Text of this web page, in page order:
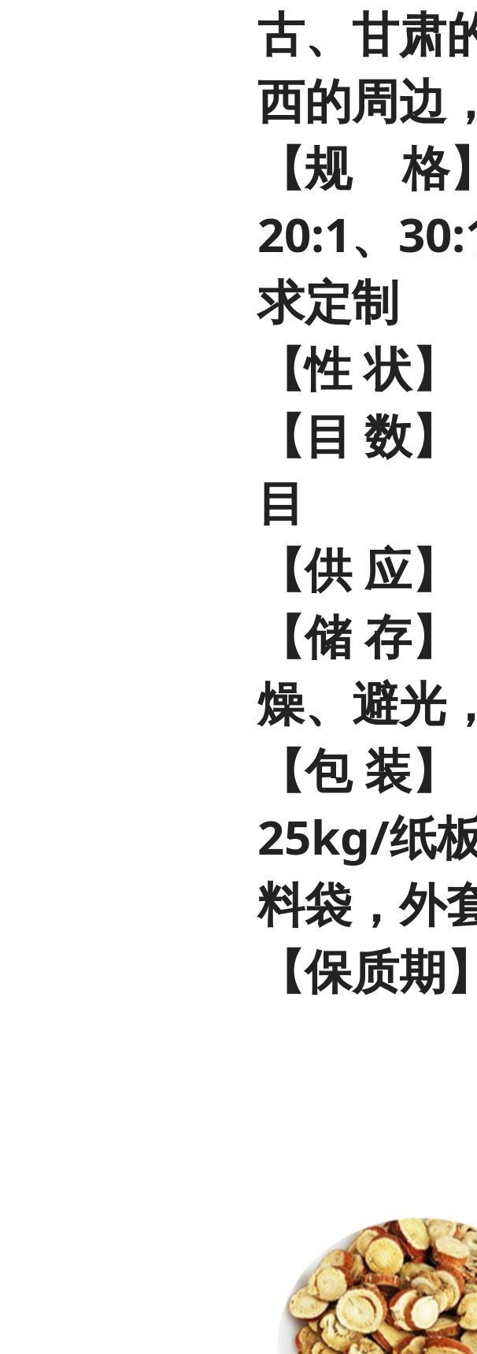
古、甘肃
西的周边
【规 格
20:1、
求定制
【性 状
【目 数
目
【供 应
【储 存
燥、避光
【包 装
25kg/纸
料袋，外
【保质